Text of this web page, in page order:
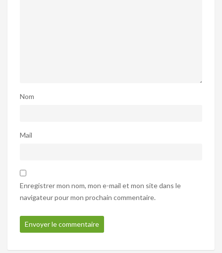
Nom
Mail
Enregistrer mon nom, mon e-mail et mon site dans le
navigateur pour mon prochain commentaire.